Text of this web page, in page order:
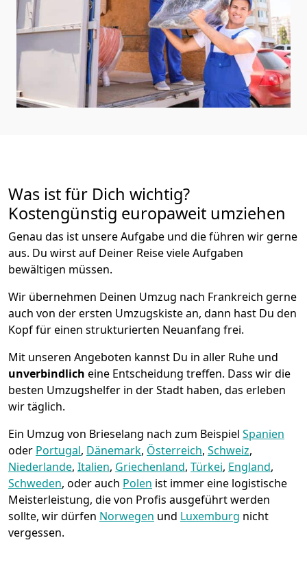
Was ist für Dich wichtig?
Kostengünstig europaweit umziehen
Genau das ist unsere Aufgabe und die führen wir gerne
aus. Du wirst auf Deiner Reise viele Aufgaben
bewältigen müssen.
Wir übernehmen Deinen Umzug nach Frankreich gerne
auch von der ersten Umzugskiste an, dann hast Du den
Kopf für einen strukturierten Neuanfang frei.
Mit unseren Angeboten kannst Du in aller Ruhe und
unverbindlich eine Entscheidung treffen. Dass wir die
besten Umzugshelfer in der Stadt haben, das erleben
wir täglich.
Ein Umzug von Brieselang nach zum Beispiel Spanien
oder Portugal, Dänemark, Österreich, Schweiz,
Niederlande, Italien, Griechenland, Türkei, England,
Schweden, oder auch Polen ist immer eine logistische
Meisterleistung, die von Profis ausgeführt werden
sollte, wir dürfen Norwegen und Luxemburg nicht
vergessen.